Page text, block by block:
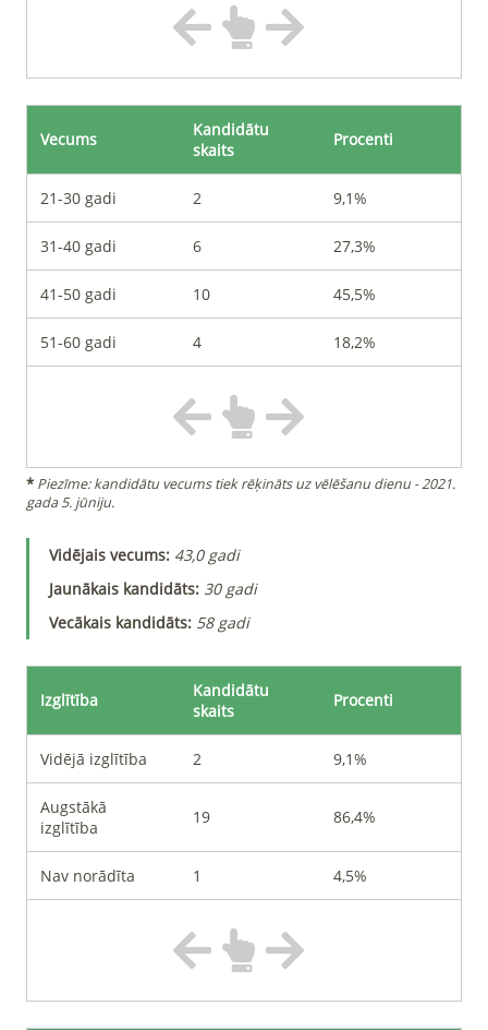
Vecums
Kandidātu
skaits
Procenti
21-30 gadi 2 9,1%
31-40 gadi 6 27,3%
41-50 gadi 10 45,5%
51-60 gadi 4 18,2%
* Piezīme: kandidātu vecums tiek rēķināts uz vēlēšanu dienu - 2021.
gada 5. jūniju.
Vidējais vecums: 43,0 gadi
Jaunākais kandidāts: 30 gadi
Vecākais kandidāts: 58 gadi
Izglītība
Kandidātu
skaits
Procenti
Vidējā izglītība 2 9,1%
Augstākā
izglītība
19 86,4%
Nav norādīta 1 4,5%